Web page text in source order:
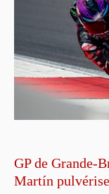
GP de Grande-
Martín